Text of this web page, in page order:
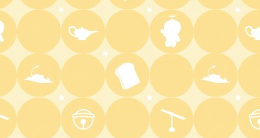
歓喜をもう一度
深夜 3:45
ショッピングなう